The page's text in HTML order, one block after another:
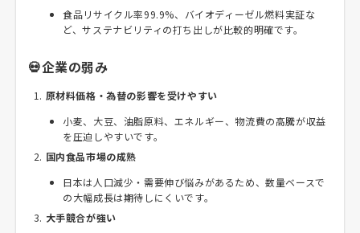
食品リサイクル率99.9%、バイオディーゼル燃料実証な
ど、サステナビリティの打ち出しが比較的明確です。
💀企業の弱み
原材料価格・為替の影響を受けやすい
小麦、大豆、油脂原料、エネルギー、物流費の高騰が収益
を圧迫しやすいです。
国内食品市場の成熟
日本は人口減少・需要伸び悩みがあるため、数量ベースで
の大幅成長は期待しにくいです。
大手競合が強い